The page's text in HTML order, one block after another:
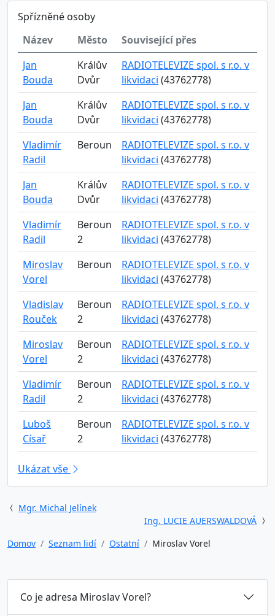
Spřízněné osoby
Název
Město
Související přes
Jan
Bouda
Králův
Dvůr
RADIOTELEVIZE spol. s r.o. v
likvidaci (43762778)
Jan
Bouda
Králův
Dvůr
RADIOTELEVIZE spol. s r.o. v
likvidaci (43762778)
Vladimír
Radil
Beroun
RADIOTELEVIZE spol. s r.o. v
likvidaci (43762778)
Jan
Bouda
Králův
Dvůr
RADIOTELEVIZE spol. s r.o. v
likvidaci (43762778)
Vladimír
Radil
Beroun
2
RADIOTELEVIZE spol. s r.o. v
likvidaci (43762778)
Miroslav
Vorel
Beroun
RADIOTELEVIZE spol. s r.o. v
likvidaci (43762778)
Vladislav
Rouček
Beroun
2
RADIOTELEVIZE spol. s r.o. v
likvidaci (43762778)
Miroslav
Vorel
Beroun
2
RADIOTELEVIZE spol. s r.o. v
likvidaci (43762778)
Vladimír
Radil
Beroun
2
RADIOTELEVIZE spol. s r.o. v
likvidaci (43762778)
Luboš
Císař
Beroun
2
RADIOTELEVIZE spol. s r.o. v
likvidaci (43762778)
Ukázat vše
Mgr. Michal Jelínek
Ing. LUCIE AUERSWALDOVÁ
Domov
Seznam lidí Ostatní Miroslav Vorel
Co je adresa Miroslav Vorel?